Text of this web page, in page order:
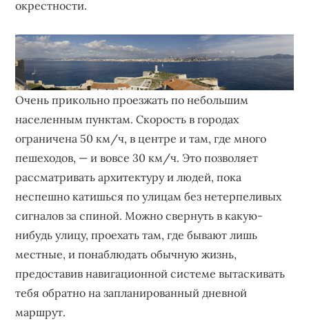
окрестности.
Очень прикольно проезжать по небольшим
населенным пунктам. Скорость в городах
ограничена 50 км/ч, в центре и там, где много
пешеходов, — и вовсе 30 км/ч. Это позволяет
рассматривать архитектуру и людей, пока
неспешно катишься по улицам без нетерпеливых
сигналов за спиной. Можно свернуть в какую-
нибудь улицу, проехать там, где бывают лишь
местные, и понаблюдать обычную жизнь,
предоставив навигационной системе вытаскивать
тебя обратно на запланированный дневной
маршрут.